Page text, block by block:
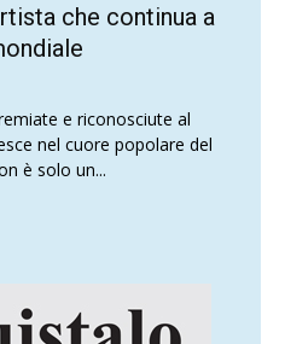
che continua a
e riconosciute al
nel cuore popolare del
è solo un...